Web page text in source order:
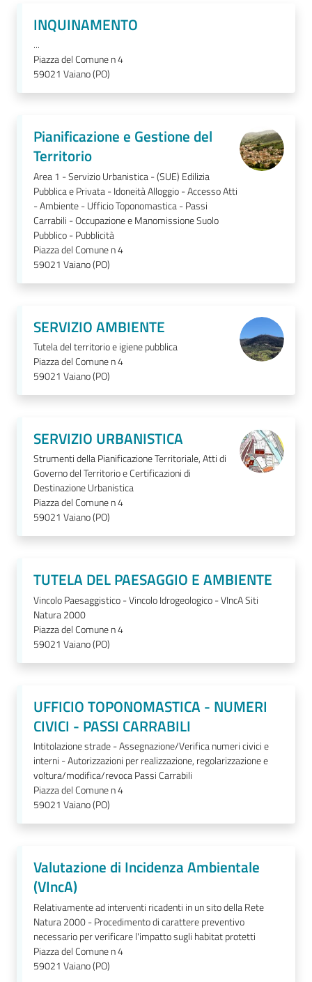
INQUINAMENTO
...
Piazza del Comune n 4
59021 Vaiano (PO)
Pianificazione e Gestione del
Territorio
Area 1 - Servizio Urbanistica - (SUE) Edilizia
Pubblica e Privata - Idoneità Alloggio - Accesso Atti
- Ambiente - Ufficio Toponomastica - Passi
Carrabili - Occupazione e Manomissione Suolo
Pubblico - Pubblicità
Piazza del Comune n 4
59021 Vaiano (PO)
SERVIZIO AMBIENTE
Tutela del territorio e igiene pubblica
Piazza del Comune n 4
59021 Vaiano (PO)
SERVIZIO URBANISTICA
Strumenti della Pianificazione Territoriale, Atti di
Governo del Territorio e Certificazioni di
Destinazione Urbanistica
Piazza del Comune n 4
59021 Vaiano (PO)
TUTELA DEL PAESAGGIO E AMBIENTE
Vincolo Paesaggistico - Vincolo Idrogeologico - VIncA Siti
Natura 2000
Piazza del Comune n 4
59021 Vaiano (PO)
UFFICIO TOPONOMASTICA - NUMERI
CIVICI - PASSI CARRABILI
Intitolazione strade - Assegnazione/Verifica numeri civici e
interni - Autorizzazioni per realizzazione, regolarizzazione e
voltura/modifica/revoca Passi Carrabili
Piazza del Comune n 4
59021 Vaiano (PO)
Valutazione di Incidenza Ambientale
(VIncA)
Relativamente ad interventi ricadenti in un sito della Rete
Natura 2000 - Procedimento di carattere preventivo
necessario per verificare l'impatto sugli habitat protetti
Piazza del Comune n 4
59021 Vaiano (PO)